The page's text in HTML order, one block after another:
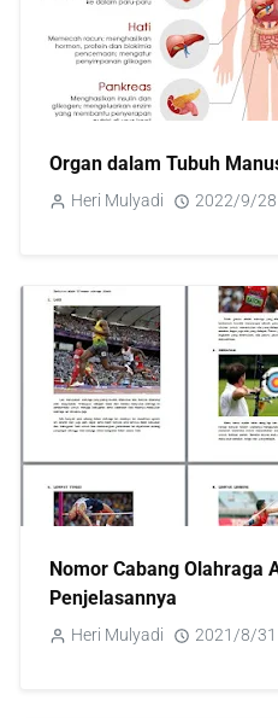
Organ dalam Tubuh
Heri Mulyadi 2022/9/28
Nomor Cabang Olahraga
Penjelasannya
Heri Mulyadi 2021/8/31